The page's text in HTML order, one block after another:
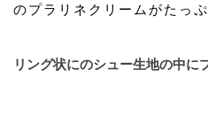
のプラリネクリームがたっ
リング状にのシュー生地の中に